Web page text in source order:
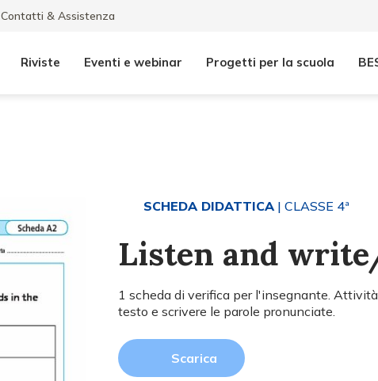
Contatti & Assistenza
Riviste Eventi e webinar Progetti per la scuola
SCHEDA DIDATTICA| CLASSE 4ª
Listen and
1 scheda di verifica per l'insegnante.
testo e scrivere le parole pronunciate.
Scarica